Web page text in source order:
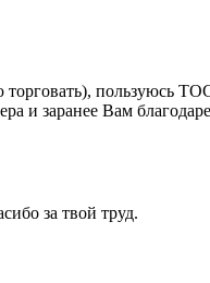
пользуюсь
и заранее Вам
за твой труд.